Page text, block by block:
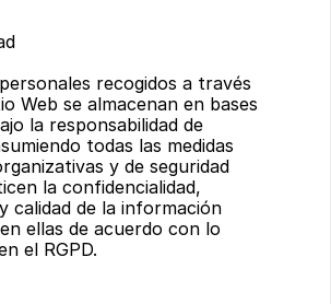
recogidos a través
Web se almacenan en bases
la responsabilidad de
todas las medidas
y de seguridad
la confidencialidad,
calidad de la información
ellas de acuerdo con lo
el RGPD.